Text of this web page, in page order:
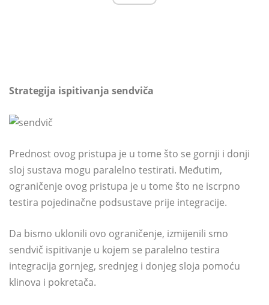
Strategija ispitivanja sendviča
Prednost ovog pristupa je u tome što se gornji i donji
sloj sustava mogu paralelno testirati. Međutim,
ograničenje ovog pristupa je u tome što ne iscrpno
testira pojedinačne podsustave prije integracije.
Da bismo uklonili ovo ograničenje, izmijenili smo
sendvič ispitivanje u kojem se paralelno testira
integracija gornjeg, srednjeg i donjeg sloja pomoću
klinova i pokretača.